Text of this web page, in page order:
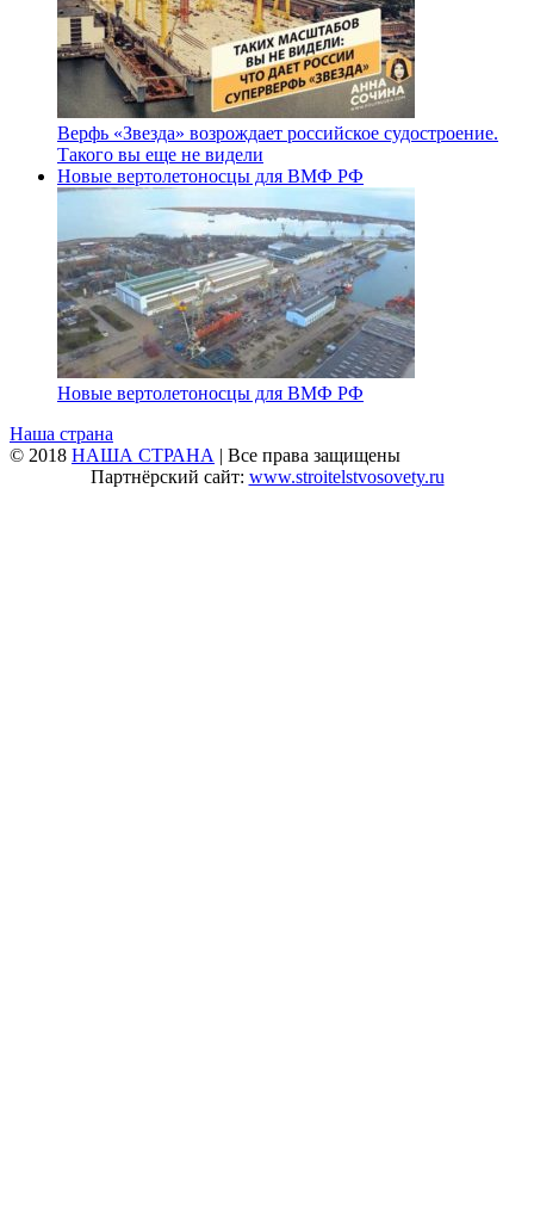
Верфь «Звезда» возрождает российское судостроение.
Такого вы еще не видели
Новые вертолетоносцы для ВМФ РФ
Новые вертолетоносцы для ВМФ РФ
Наша страна
© 2018 НАША СТРАНА | Все права защищены
Партнёрский сайт: www.stroitelstvosovety.ru